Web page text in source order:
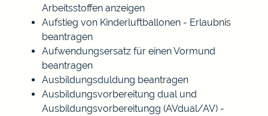
Arbeitsstoffen anzeigen
Aufstieg von Kinderluftballonen - Erlaubnis
beantragen
Aufwendungsersatz für einen Vormund
beantragen
Ausbildungsduldung beantragen
Ausbildungsvorbereitung dual und
Ausbildungsvorbereitungg (AVdual/AV) -